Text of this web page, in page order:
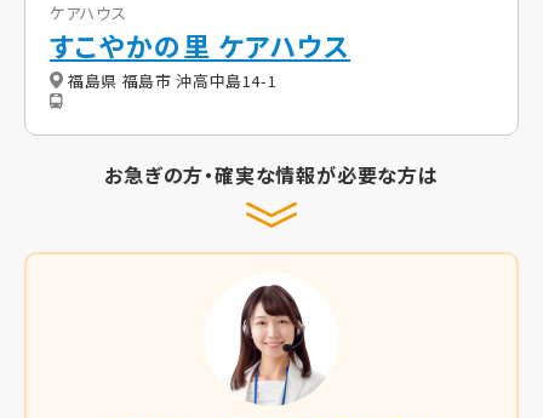
ケアハウス
すこやかの里 ケアハウス
福島県 福島市 沖高中島14-1
お急ぎの方・確実な情報が必要な方は